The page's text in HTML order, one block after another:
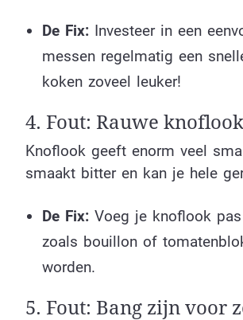
De Fix:Investeer in een
messen regelmatig een
koken zoveel leuker!
4. Fout: Rauwe
Knoflook geeft enorm veel
smaakt bitter en kan je hele
De Fix:Voeg je knoflook
zoals bouillon of
worden.
5. Fout: Bang zijn voor